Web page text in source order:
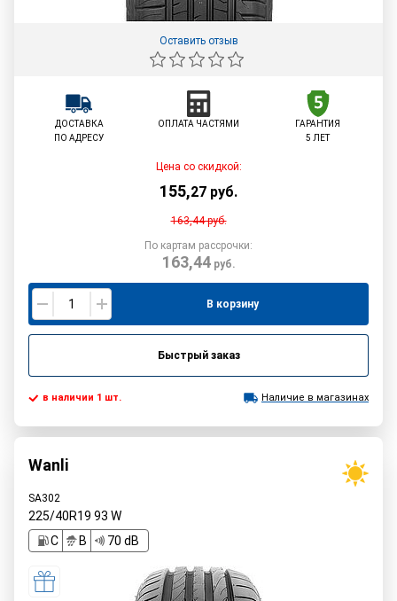
Оставить отзыв
ДОСТАВКА
ПО АДРЕСУ
ОПЛАТА ЧАСТЯМИ
ГАРАНТИЯ
5 ЛЕТ
Цена со скидкой:
155,27 руб.
163,44руб.
По картам рассрочки:
163,44руб.
В корзину
Быстрый заказ
в наличии 1 шт. Наличие в магазинах
Wanli
SA302
225/40R19 93 W
C
B 70 dB